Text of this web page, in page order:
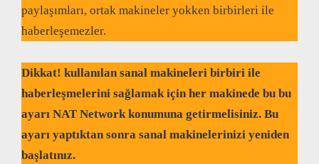
paylaşımları, ortak makineler yokken birbirleri ile
haberleşemezler.
Dikkat! kullanılan sanal makineleri birbiri ile
haberleşmelerini sağlamak için her makinede bu bu
ayarı NAT Network konumuna getirmelisiniz. Bu
ayarı yaptıktan sonra sanal makinelerinizi yeniden
başlatınız.